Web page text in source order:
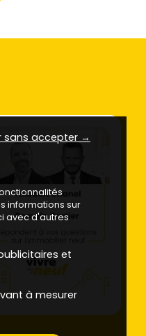
sans accepter →
informations sur
avec d'autres
et
à mesurer